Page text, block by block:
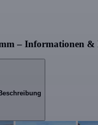
– Informationen &